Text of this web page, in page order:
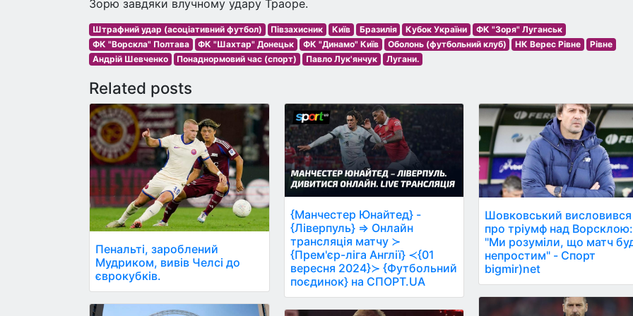
Зорю завдяки влучному удару Траоре.
Штрафний удар (асоціативний футбол) Півзахисник Київ Бразилія Кубок України
ФК "Зоря" Луганськ
ФК "Ворскла" Полтава
ФК "Шахтар" Донецьк ФК "Динамо" Київ Оболонь (футбольний клуб) НК Верес Рівне
Рівне
Андрій Шевченко
Понаднормовий час (спорт) Павло Лук'янчук Лугани.
Related posts
Пенальті, зароблений
Мудриком, вивів Челсі до
єврокубків.
{Манчестер Юнайтед} -
{Ліверпуль} ⇒ Онлайн
трансляція матчу ≻
{Прем'єр-ліга Англії} ≺{01
вересня 2024}≻ {Футбольний
поєдинок} на СПОРТ.UA
Шовковський висловився
про тріумф над Ворсклою:
"Ми розуміли, що матч
непростим" - Спорт
bigmir)net